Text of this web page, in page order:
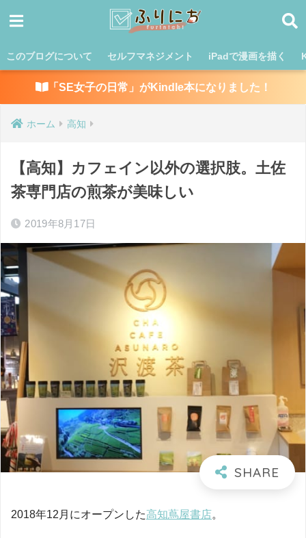
このブログについて セルフマネジメント iPadで漫画を描く
「SE女子の日常」がKindle本になりました！
ホーム 高知
【高知】カフェイン以外の選択肢。土佐
茶専門店の煎茶が美味しい
2019年8月17日
2018年12月にオープンした高知蔦屋書店。